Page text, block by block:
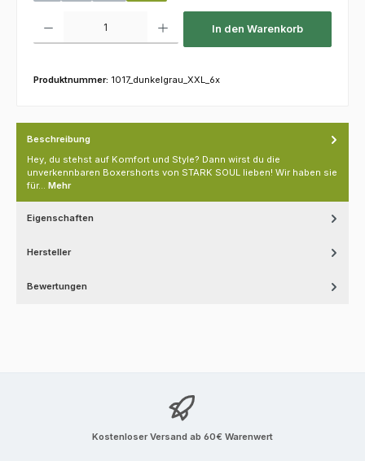
In den Warenkorb
Produktnummer: 1017_dunkelgrau_XXL_6x
Beschreibung
Hey, du stehst auf Komfort und Style? Dann wirst du die
unverkennbaren Boxershorts von STARK SOUL lieben! Wir haben sie
für… Mehr
Eigenschaften
Hersteller
Bewertungen
Kostenloser Versand ab 60€ Warenwert